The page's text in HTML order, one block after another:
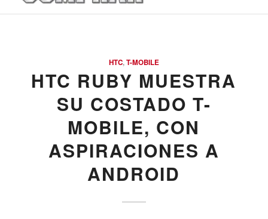
HTC,T-MOBILE
HTC RUBY MUESTRA
SU COSTADO T-
MOBILE, CON
ASPIRACIONES A
ANDROID